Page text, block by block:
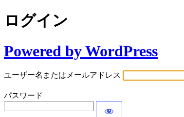
ログイン
Powered by WordPress
ユーザー名またはメールアドレス
パスワード